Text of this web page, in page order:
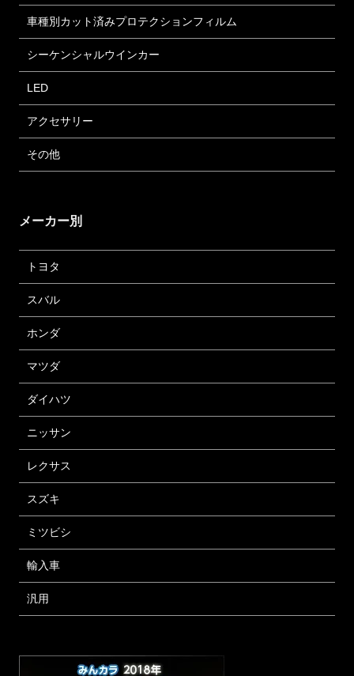
車種別カット済みプロテクションフィルム
シーケンシャルウインカー
LED
アクセサリー
その他
メーカー別
トヨタ
スバル
ホンダ
マツダ
ダイハツ
ニッサン
レクサス
スズキ
ミツビシ
輸入車
汎用